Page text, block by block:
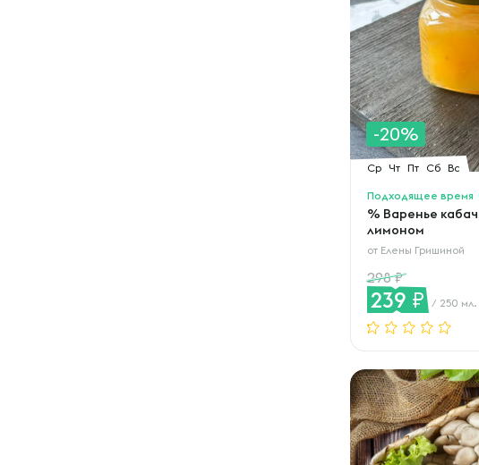
-20%
Ср Чт Пт Сб Вс
Подходящее время
% Варенье
лимоном
от Елены Гришиной
298
239 / 250 мл.